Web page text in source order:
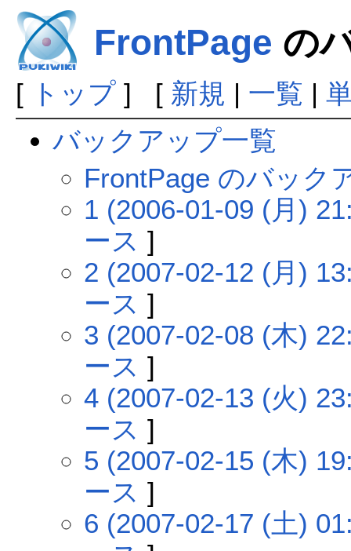
FrontPage の
[ トップ] [ 新規 | 一覧 |
バックアップ一覧
FrontPage のバック
1 (2006-01-09 (月)
ース ]
2 (2007-02-12 (月)
ース ]
3 (2007-02-08 (木)
ース ]
4 (2007-02-13 (火)
ース ]
5 (2007-02-15 (木)
ース ]
6 (2007-02-17 (土)